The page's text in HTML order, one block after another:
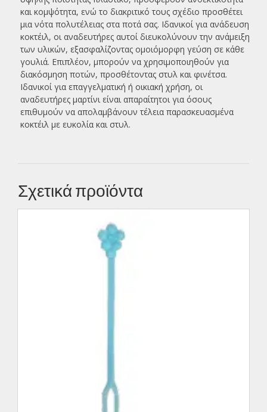
και κομψότητα, ενώ το διακριτικό τους σχέδιο προσθέτει
μια νότα πολυτέλειας στα ποτά σας. Ιδανικοί για ανάδευση
κοκτέιλ, οι αναδευτήρες αυτοί διευκολύνουν την ανάμειξη
των υλικών, εξασφαλίζοντας ομοιόμορφη γεύση σε κάθε
γουλιά. Επιπλέον, μπορούν να χρησιμοποιηθούν για
διακόσμηση ποτών, προσθέτοντας στυλ και φινέτσα.
Ιδανικοί για επαγγελματική ή οικιακή χρήση, οι
αναδευτήρες μαρτίνι είναι απαραίτητοι για όσους
επιθυμούν να απολαμβάνουν τέλεια παρασκευασμένα
κοκτέιλ με ευκολία και στυλ.
Σχετικά προϊόντα